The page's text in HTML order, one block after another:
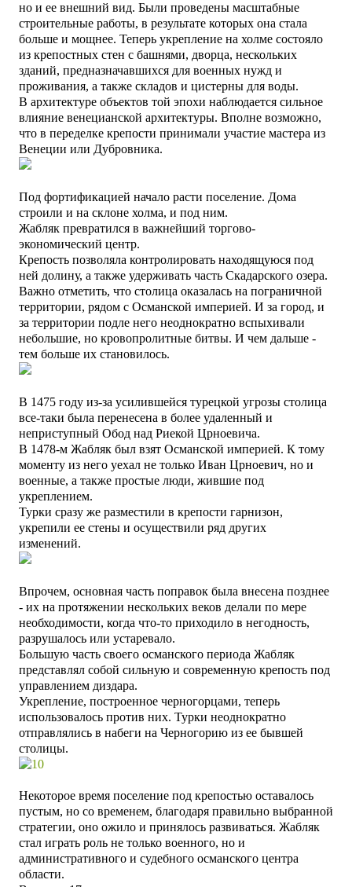
но и ее внешний вид. Были проведены масштабные
строительные работы, в результате которых она стала
больше и мощнее. Теперь укрепление на холме состояло
из крепостных стен с башнями, дворца, нескольких
зданий, предназначавшихся для военных нужд и
проживания, а также складов и цистерны для воды.
В архитектуре объектов той эпохи наблюдается сильное
влияние венецианской архитектуры. Вполне возможно,
что в переделке крепости принимали участие мастера из
Венеции или Дубровника.
Под фортификацией начало расти поселение. Дома
строили и на склоне холма, и под ним.
Жабляк превратился в важнейший торгово-
экономический центр.
Крепость позволяла контролировать находящуюся под
ней долину, а также удерживать часть Скадарского озера.
Важно отметить, что столица оказалась на пограничной
территории, рядом с Османской империей. И за город, и
за территории подле него неоднократно вспыхивали
небольшие, но кровопролитные битвы. И чем дальше -
тем больше их становилось.
В 1475 году из-за усилившейся турецкой угрозы столица
все-таки была перенесена в более удаленный и
неприступный Обод над Риекой Црноевича.
В 1478-м Жабляк был взят Османской империей. К тому
моменту из него уехал не только Иван Црноевич, но и
военные, а также простые люди, жившие под
укреплением.
Турки сразу же разместили в крепости гарнизон,
укрепили ее стены и осуществили ряд других
изменений.
Впрочем, основная часть поправок была внесена позднее
- их на протяжении нескольких веков делали по мере
необходимости, когда что-то приходило в негодность,
разрушалось или устаревало.
Большую часть своего османского периода Жабляк
представлял собой сильную и современную крепость под
управлением диздара.
Укрепление, построенное черногорцами, теперь
использовалось против них. Турки неоднократно
отправлялись в набеги на Черногорию из ее бывшей
столицы.
Некоторое время поселение под крепостью оставалось
пустым, но со временем, благодаря правильно выбранной
стратегии, оно ожило и принялось развиваться. Жабляк
стал играть роль не только военного, но и
административного и судебного османского центра
области.